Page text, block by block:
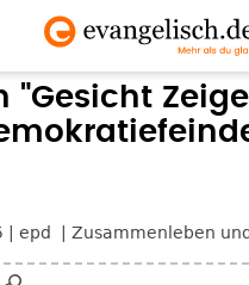
"Gesicht
epd Zusammenleben